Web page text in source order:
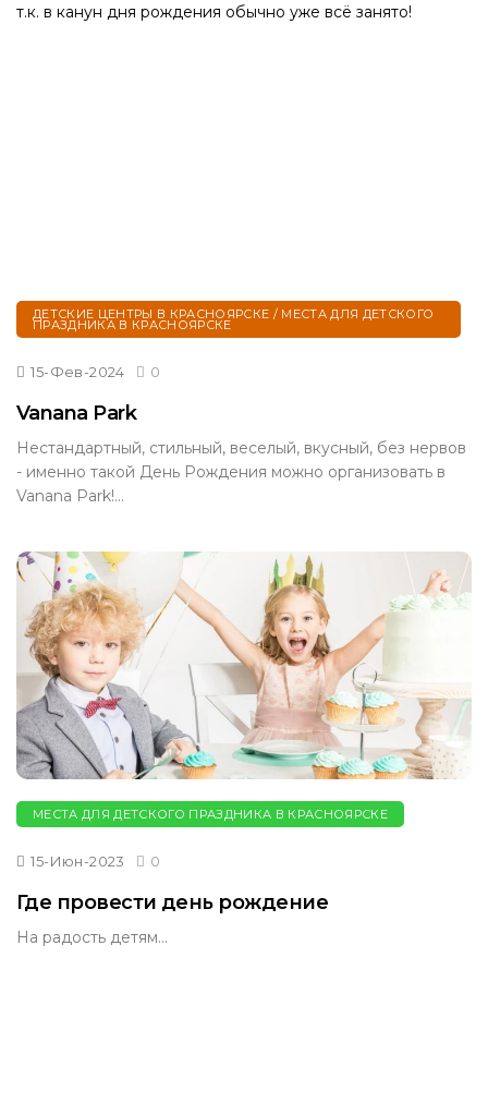
т.к. в канун дня рождения обычно уже всё занято!
ДЕТСКИЕ ЦЕНТРЫ В КРАСНОЯРСКЕ / МЕСТА ДЛЯ ДЕТСКОГО
ПРАЗДНИКА В КРАСНОЯРСКЕ
15-Фев-2024 0
Vanana Park
Нестандартный, стильный, веселый, вкусный, без нервов
- именно такой День Рождения можно организовать в
Vanana Park!...
МЕСТА ДЛЯ ДЕТСКОГО ПРАЗДНИКА В КРАСНОЯРСКЕ
15-Июн-2023 0
Где провести день рождение
На радость детям...